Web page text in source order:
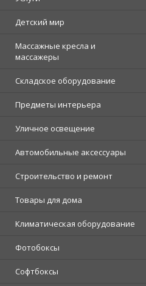
Детский мир
Массажные кресла и
массажеры
Складское оборудование
Предметы интерьера
Уличное освещение
Автомобильные аксессуары
Строительство и ремонт
Товары для дома
Климатическая оборудование
Фотобоксы
Софтбоксы